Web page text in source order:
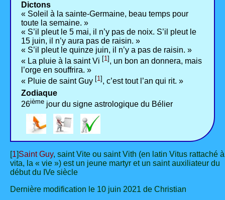
Dictons
« Soleil à la sainte-Germaine, beau temps pour
toute la semaine. »
« S’il pleut le 5 mai, il n’y pas de noix. S’il pleut le
15 juin, il n’y aura pas de raisin. »
« S’il pleut le quinze juin, il n’y a pas de raisin. »
« La pluie à la saint Vi [1] , un bon an donnera, mais
l’orge en souffrira. »
« Pluie de saint Guy [1] , c’est tout l’an qui rit. »
Zodiaque
26ième jour du signe astrologique du Bélier
[1]Saint Guy, saint Vite ou saint Vith (en latin Vitus rattaché à
vita, la « vie ») est un jeune martyr et un saint auxiliateur du
début du IVe siècle
Dernière modification le 10 juin 2021 de Christian